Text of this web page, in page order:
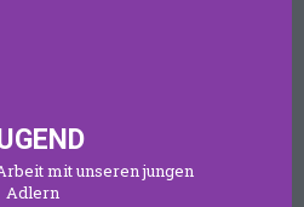
mit unseren jungen
Adlern